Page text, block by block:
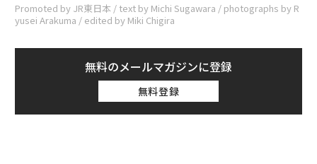
Promoted by JR東日本 / text by Michi Sugawara / photographs by R
yusei Arakuma / edited by Miki Chigira
無料のメールマガジンに登録
無料登録